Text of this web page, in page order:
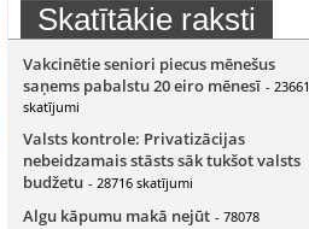
Skatītākie raksti
Vakcinētie seniori piecus mēnešus
saņems pabalstu 20 eiro mēnesī - 23661
skatījumi
Valsts kontrole: Privatizācijas
nebeidzamais stāsts sāk tukšot valsts
budžetu - 28716 skatījumi
Algu kāpumu makā nejūt - 78078